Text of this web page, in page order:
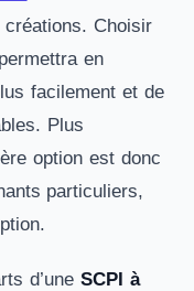
Choisir
en
facilement et de
Plus
option est donc
particuliers,
d’une SCPI à